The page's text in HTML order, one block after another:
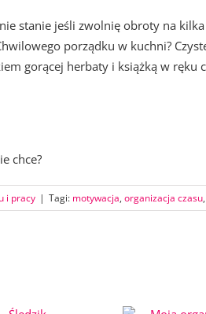
stanie jeśli zwolnię obroty na
porządku w kuchni?
gorącej herbaty i książką w
chce?
i pracy | Tagi: motywacja, organizacja czasu,